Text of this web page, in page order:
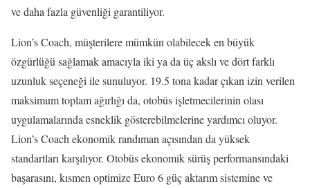
ve daha fazla güvenliği garantiliyor.
Lion’s Coach, müşterilere mümkün olabilecek en büyük
özgürlüğü sağlamak amacıyla iki ya da üç akslı ve dört farklı
uzunluk seçeneği ile sunuluyor. 19.5 tona kadar çıkan izin verilen
maksimum toplam ağırlığı da, otobüs işletmecilerinin olası
uygulamalarında esneklik gösterebilmelerine yardımcı oluyor.
Lion’s Coach ekonomik randıman açısından da yüksek
standartları karşılıyor. Otobüs ekonomik sürüş performansındaki
başarasını, kısmen optimize Euro 6 güç aktarım sistemine ve